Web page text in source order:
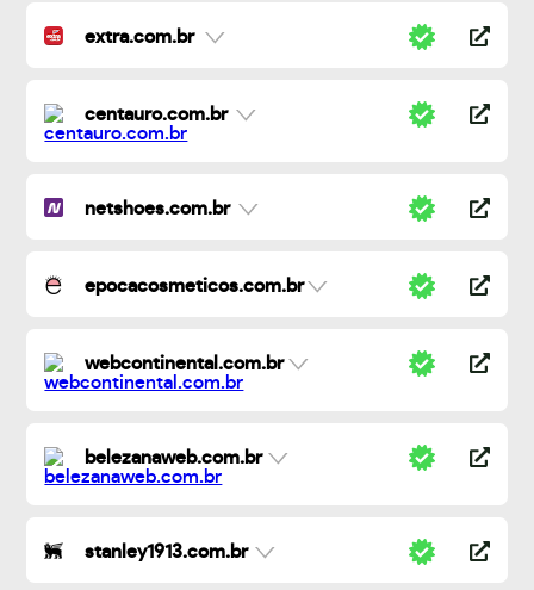
extra.com.br
centauro.com.br
netshoes.com.br
epocacosmeticos.com.br
webcontinental.com.br
belezanaweb.com.br
stanley1913.com.br